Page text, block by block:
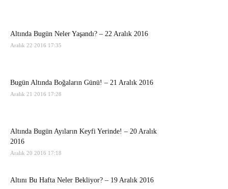
Altında Bugün Neler Yaşandı? – 22 Aralık 2016
Aralık 22 2016 17:35
Bugün Altında Boğaların Günü! – 21 Aralık 2016
Aralık 21 2016 17:28
Altında Bugün Ayıların Keyfi Yerinde! – 20 Aralık
2016
Aralık 20 2016 17:18
Altını Bu Hafta Neler Bekliyor? – 19 Aralık 2016